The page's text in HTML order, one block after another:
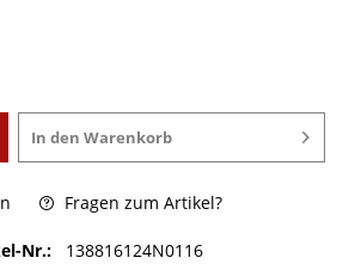
In den Warenkorb
Fragen zum Artikel?
Nr.: 138816124N0116